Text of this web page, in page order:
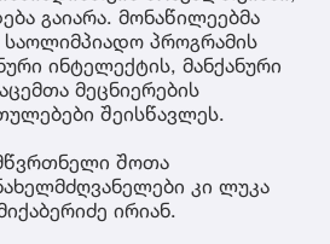
გაიარა. მონაწილეებმა
საოლიმპიადო პროგრამის
ინტელექტის, მანქანური
მეცნიერების
შეისწავლეს.
შოთა
კი ლუკა
ირიან.